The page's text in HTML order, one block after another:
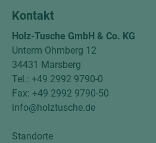
Kontakt
Holz-Tusche GmbH & Co. KG
Unterm Ohmberg 12
34431 Marsberg
Tel.: +49 2992 9790-0
Fax: +49 2992 9790-50
info@holztusche.de
Standorte